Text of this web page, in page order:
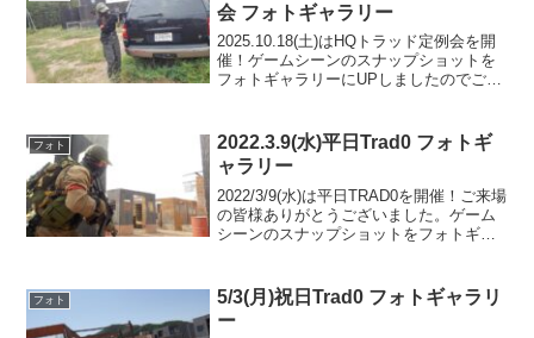
会 フォトギャラリー
2025.10.18(土)はHQトラッド定例会を開
催！ゲームシーンのスナップショットを
フォトギャラリーにUPしましたのでご覧
Photo)
フォト
2022.3.9(水)平日Trad0 フォトギ
ャラリー
2022/3/9(水)は平日TRAD0を開催！ご来場
の皆様ありがとうございました。ゲーム
シーンのスナップショットをフォトギャ
ォトアルバムをみる(Google Phot...
フォト
5/3(月)祝日Trad0 フォトギャラリ
ー